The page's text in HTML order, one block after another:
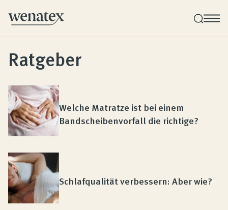
Wenatex Schlafberatung
Produkte
Qualität und Garantie
Kundenbewertungen
Ratgeber
Welche Matratze ist bei einem
Bandscheibenvorfall die richtige?
Schlafqualität verbessern: Aber wie?